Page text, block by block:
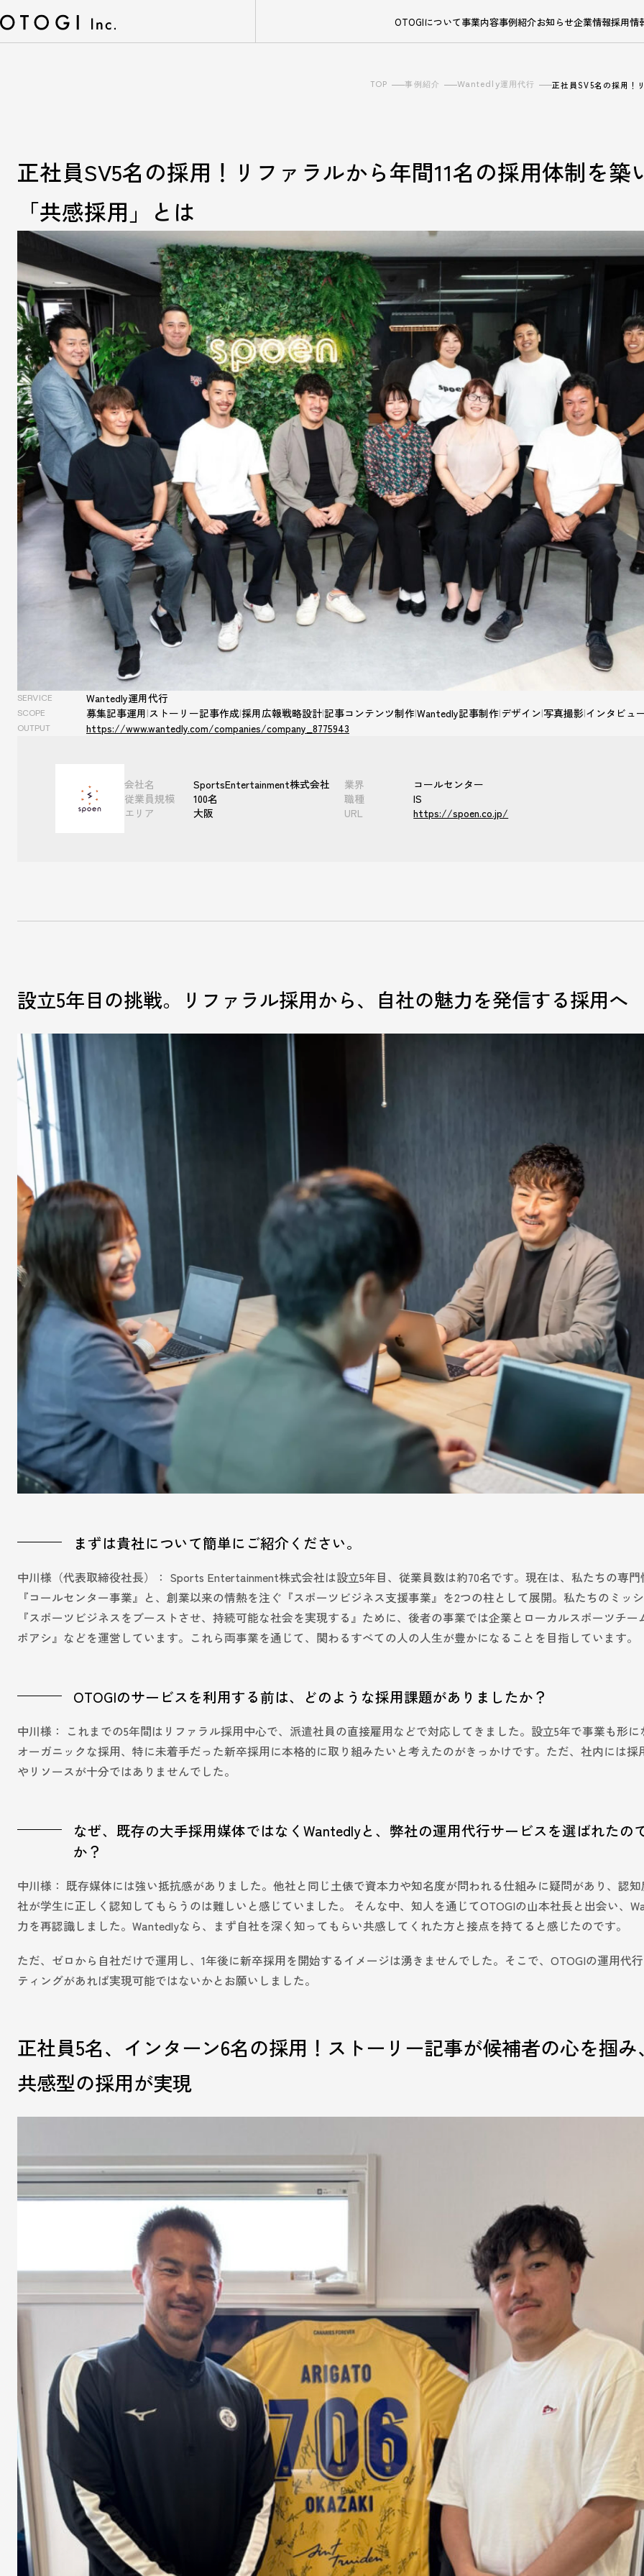
OTOGIについて事業内容事例紹介お知らせ企業情報採用情
TOP 事例紹介 Wantedly運用代行 正社員SV5名の採用！
正社員SV5名の採用！リファラルから年間11名の採用体制を築
「共感採用」とは
SERVICE Wantedly運用代行
SCOPE 募集記事運用|ストーリー記事作成|採用広報戦略設計|記事コンテンツ制作|Wantedly記事制作|デザイン|写真撮影|インタビュ
OUTPUT https://www.wantedly.com/companies/company_8775943
会社名
SportsEntertainment株式会社
従業員規模
100名
エリア
大阪
業界
コールセンター
職種
IS
URL
https://spoen.co.jp/
設立5年目の挑戦。リファラル採用から、自社の魅力を発信する採用へ
まずは貴社について簡単にご紹介ください。
中川様（代表取締役社長）： Sports Entertainment株式会社は設立5年目、従業員数は約70名です。現在は、私たちの専
『コールセンター事業』と、創業以来の情熱を注ぐ『スポーツビジネス支援事業』を2つの柱として展開。私たちのミッ
『スポーツビジネスをブーストさせ、持続可能な社会を実現する』ために、後者の事業では企業とローカルスポーツチー
ポアシ』などを運営しています。これら両事業を通じて、関わるすべての人の人生が豊かになることを目指しています。
OTOGIのサービスを利用する前は、どのような採用課題がありましたか？
中川様： これまでの5年間はリファラル採用中心で、派遣社員の直接雇用などで対応してきました。設立5年で事業も形
オーガニックな採用、特に未着手だった新卒採用に本格的に取り組みたいと考えたのがきっかけです。ただ、社内には採
やリソースが十分ではありませんでした。
なぜ、既存の大手採用媒体ではなくWantedlyと、弊社の運用代行サービスを選ばれたの
か？
中川様： 既存媒体には強い抵抗感がありました。他社と同じ土俵で資本力や知名度が問われる仕組みに疑問があり、認
社が学生に正しく認知してもらうのは難しいと感じていました。 そんな中、知人を通じてOTOGIの山本社長と出会い、
力を再認識しました。Wantedlyなら、まず自社を深く知ってもらい共感してくれた方と接点を持てると感じたのです。
ただ、ゼロから自社だけで運用し、1年後に新卒採用を開始するイメージは湧きませんでした。そこで、OTOGIの運用代
ティングがあれば実現可能ではないかとお願いしました。
正社員5名、インターン6名の採用！ストーリー記事が候補者の心を掴
共感型の採用が実現